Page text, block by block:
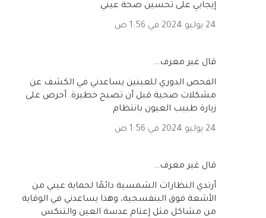
إيجابي على تحسين صحة عيني
24 يوليو 2024 في 1:56 ص
‏قال غير معرف…
الفحص الدوري للعينين يساعدني في الكشف عن
مشكلات صحية قبل أن تصبح خطيرة. أحرص على
زيارة طبيب العيون بانتظام
24 يوليو 2024 في 1:56 ص
‏قال غير معرف…
أرتدي النظارات الشمسية دائمًا لحماية عيني من
الأشعة فوق البنفسجية، وهذا يساعدني في الوقاية
من مشاكل مثل إعتام عدسة العين والتنكس